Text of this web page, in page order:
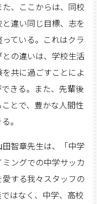
、ここからは、同校
違い同じ目標、志を
ている。これはクラ
の違いは、学校生活
共に過ごすことによ
きる。また、先輩後
とで、豊かな人間性
。
智章先生は、「中学
ングでの中学サッカ
する我々スタッフの
はなく、中学、高校